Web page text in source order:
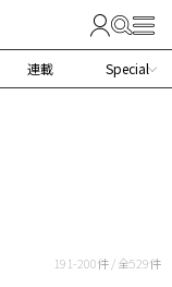
連載 Special
191-200件 / 全529件